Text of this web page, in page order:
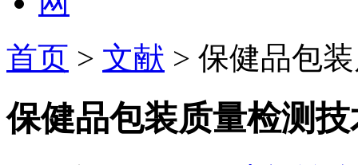
首页 > 文献 > 保健品包
保健品包装质量检测